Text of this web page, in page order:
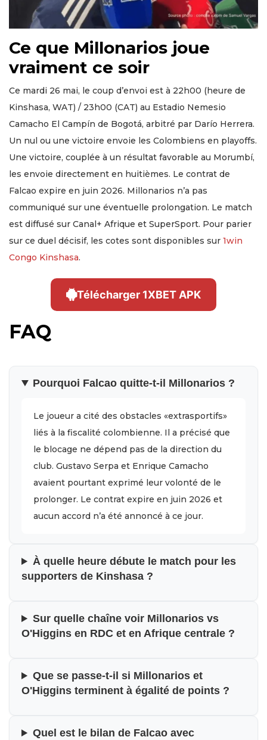
Ce que Millonarios joue
vraiment ce soir
Ce mardi 26 mai, le coup d’envoi est à 22h00 (heure de
Kinshasa, WAT) / 23h00 (CAT) au Estadio Nemesio
Camacho El Campín de Bogotá, arbitré par Darío Herrera.
Un nul ou une victoire envoie les Colombiens en playoffs.
Une victoire, couplée à un résultat favorable au Morumbí,
les envoie directement en huitièmes. Le contrat de
Falcao expire en juin 2026. Millonarios n’a pas
communiqué sur une éventuelle prolongation. Le match
est diffusé sur Canal+ Afrique et SuperSport. Pour parier
sur ce duel décisif, les cotes sont disponibles sur 1win
Congo Kinshasa.
Télécharger 1XBET APK
FAQ
Pourquoi Falcao quitte-t-il Millonarios ?
Le joueur a cité des obstacles «extrasportifs»
liés à la fiscalité colombienne. Il a précisé que
le blocage ne dépend pas de la direction du
club. Gustavo Serpa et Enrique Camacho
avaient pourtant exprimé leur volonté de le
prolonger. Le contrat expire en juin 2026 et
aucun accord n’a été annoncé à ce jour.
À quelle heure débute le match pour les
supporters de Kinshasa ?
Sur quelle chaîne voir Millonarios vs
O'Higgins en RDC et en Afrique centrale ?
Que se passe-t-il si Millonarios et
O'Higgins terminent à égalité de points ?
Quel est le bilan de Falcao avec